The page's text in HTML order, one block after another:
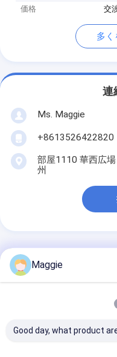
価格
交
多く
連
Ms. Maggie
+8613526422820
部屋1110 華西広
州
Maggie
Good day, what product